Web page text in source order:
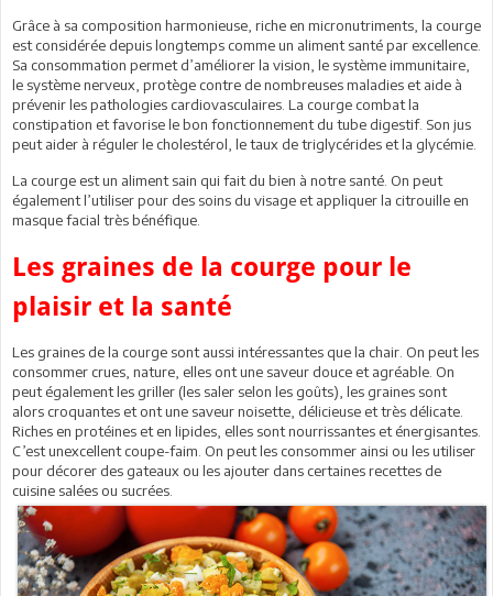
Grâce à sa composition harmonieuse, riche en micronutriments, la courge
est considérée depuis longtemps comme un aliment santé par excellence.
Sa consommation permet d’améliorer la vision, le système immunitaire,
le système nerveux, protège contre de nombreuses maladies et aide à
prévenir les pathologies cardiovasculaires. La courge combat la
constipation et favorise le bon fonctionnement du tube digestif. Son jus
peut aider à réguler le cholestérol, le taux de triglycérides et la glycémie.
La courge est un aliment sain qui fait du bien à notre santé. On peut
également l’utiliser pour des soins du visage et appliquer la citrouille en
masque facial très bénéfique.
Les graines de la courge pour le
plaisir et la santé
Les graines de la courge sont aussi intéressantes que la chair. On peut les
consommer crues, nature, elles ont une saveur douce et agréable. On
peut également les griller (les saler selon les goûts), les graines sont
alors croquantes et ont une saveur noisette, délicieuse et très délicate.
Riches en protéines et en lipides, elles sont nourrissantes et énergisantes.
C’est unexcellent coupe-faim. On peut les consommer ainsi ou les utiliser
pour décorer des gateaux ou les ajouter dans certaines recettes de
cuisine salées ou sucrées.